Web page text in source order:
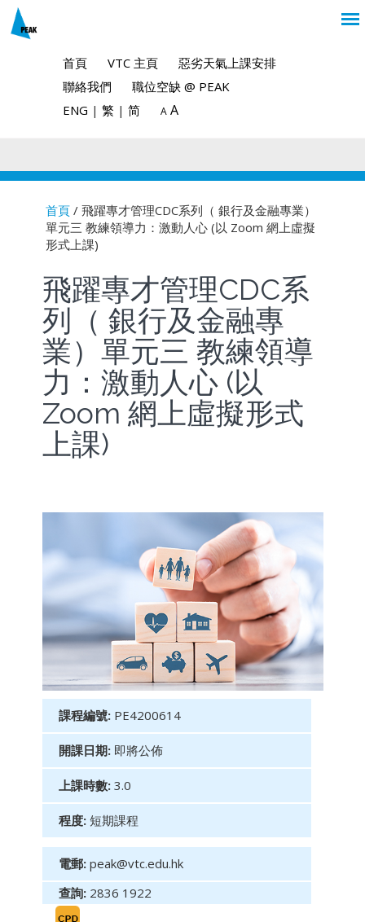
首頁 VTC 主頁
惡劣天氣上課安排
聯絡我們
職位空缺 @ PEAK
ENG | 繁 | 简 A A
You are here
首頁/ 飛躍專才管理CDC系列（ 銀行及金融專業）
單元三 教練領導力：激動人心 (以 Zoom 網上虛擬
形式上課)
飛躍專才管理CDC系
列（ 銀行及金融專
業）單元三 教練領導
力：激動人心 (以
Zoom 網上虛擬形式
上課)
課程編號: PE4200614
開課日期: 即將公佈
上課時數: 3.0
程度: 短期課程
電郵: peak@vtc.edu.hk
查詢: 2836 1922